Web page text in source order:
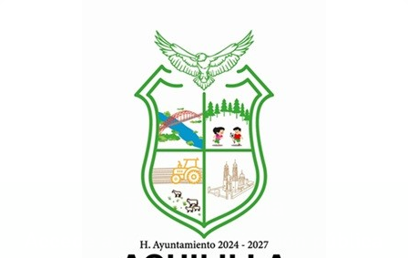
Transparencia
Accede a toda la información pública